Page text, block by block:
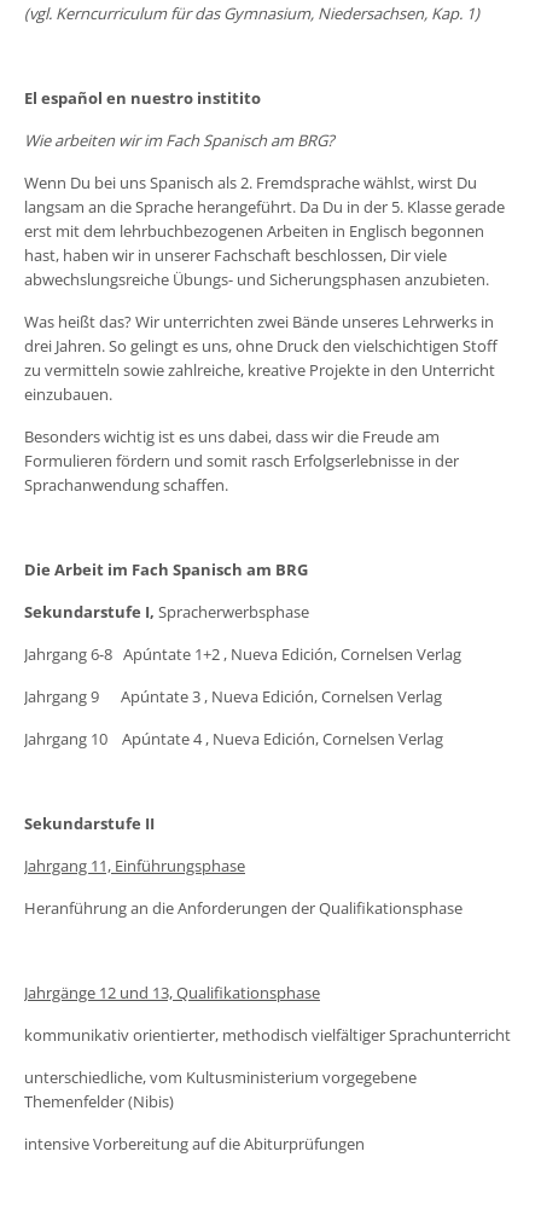
(vgl. Kerncurriculum für das Gymnasium, Niedersachsen, Kap. 1)
El español en nuestro institito
Wie arbeiten wir im Fach Spanisch am BRG?
Wenn Du bei uns Spanisch als 2. Fremdsprache wählst, wirst Du
langsam an die Sprache herangeführt. Da Du in der 5. Klasse gerade
erst mit dem lehrbuchbezogenen Arbeiten in Englisch begonnen
hast, haben wir in unserer Fachschaft beschlossen, Dir viele
abwechslungsreiche Übungs- und Sicherungsphasen anzubieten.
Was heißt das? Wir unterrichten zwei Bände unseres Lehrwerks in
drei Jahren. So gelingt es uns, ohne Druck den vielschichtigen Stoff
zu vermitteln sowie zahlreiche, kreative Projekte in den Unterricht
einzubauen.
Besonders wichtig ist es uns dabei, dass wir die Freude am
Formulieren fördern und somit rasch Erfolgserlebnisse in der
Sprachanwendung schaffen.
Die Arbeit im Fach Spanisch am BRG
Sekundarstufe I, Spracherwerbsphase
Jahrgang 6-8 Apúntate 1+2 , Nueva Edición, Cornelsen Verlag
Jahrgang 9 Apúntate 3 , Nueva Edición, Cornelsen Verlag
Jahrgang 10 Apúntate 4 , Nueva Edición, Cornelsen Verlag
Sekundarstufe II
Jahrgang 11, Einführungsphase
Heranführung an die Anforderungen der Qualifikationsphase
Jahrgänge 12 und 13, Qualifikationsphase
kommunikativ orientierter, methodisch vielfältiger Sprachunterricht
unterschiedliche, vom Kultusministerium vorgegebene
Themenfelder (Nibis)
intensive Vorbereitung auf die Abiturprüfungen